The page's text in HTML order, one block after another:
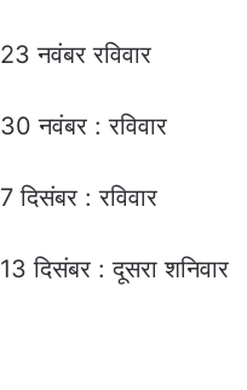
23 नवंबर रविवार
30 नवंबर : रविवार
7 दिसंबर : रविवार
13 दिसंबर : दूसरा शनिवार